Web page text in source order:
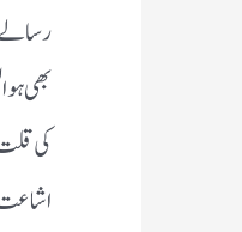
رسالے
بھی
کی